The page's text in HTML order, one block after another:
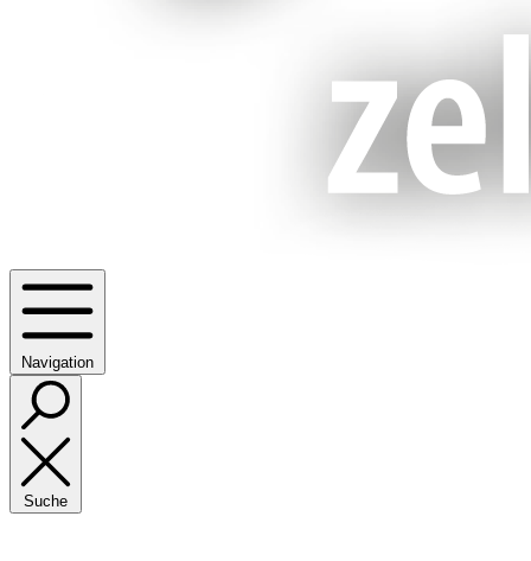
Navigation
Suche